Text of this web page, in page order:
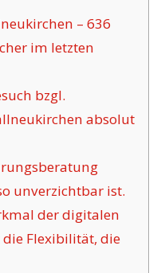
– 636
im letzten
bzgl.
absolut
unverzichtbar ist.
der digitalen
Flexibilität, die